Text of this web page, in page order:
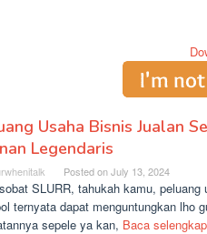
Usaha Bisnis Jualan
Legendaris
Posted onJuly 13, 2024
SLURR, tahukah kamu, peluang
ternyata dapat menguntungkan lho
sepele ya kan, Baca